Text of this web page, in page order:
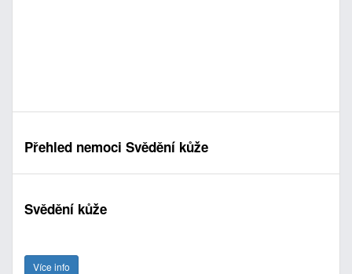
Přehled nemoci Svědění kůže
Svědění kůže
Více info